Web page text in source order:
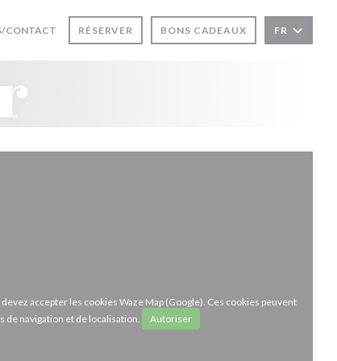
NOUVELLE FENÊTRE))
CONTACT RÉSERVER BONS CADEAUX FR
accepter les cookies Waze Map (Google). Ces cookies peuvent
de navigation et de localisation.
Autoriser